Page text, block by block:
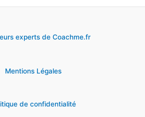
experts de Coachme.fr
Mentions Légales
de confidentialité